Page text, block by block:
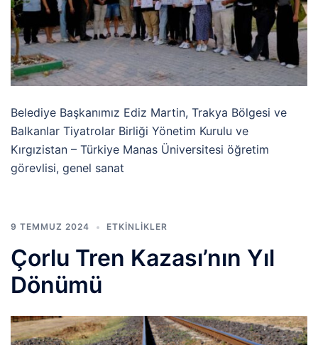
Belediye Başkanımız Ediz Martin, Trakya Bölgesi ve
Balkanlar Tiyatrolar Birliği Yönetim Kurulu ve
Kırgızistan – Türkiye Manas Üniversitesi öğretim
görevlisi, genel sanat
9 TEMMUZ 2024 ETKINLIKLER
Çorlu Tren Kazası’nın Yıl
Dönümü